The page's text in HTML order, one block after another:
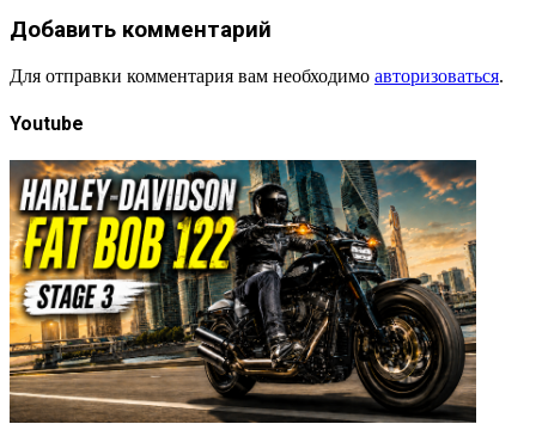
Добавить комментарий
Для отправки комментария вам необходимо авторизоваться.
Youtube